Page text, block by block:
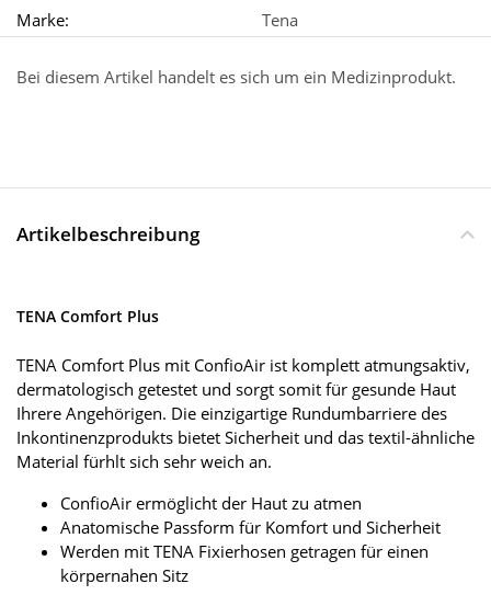
Marke:
Tena
Bei diesem Artikel handelt es sich um ein Medizinprodukt.
Artikelbeschreibung
TENA Comfort Plus
TENA Comfort Plus mit ConfioAir ist komplett atmungsaktiv,
dermatologisch getestet und sorgt somit für gesunde Haut
Ihrere Angehörigen. Die einzigartige Rundumbarriere des
Inkontinenzprodukts bietet Sicherheit und das textil-ähnliche
Material fürhlt sich sehr weich an.
ConfioAir ermöglicht der Haut zu atmen
Anatomische Passform für Komfort und Sicherheit
Werden mit TENA Fixierhosen getragen für einen
körpernahen Sitz